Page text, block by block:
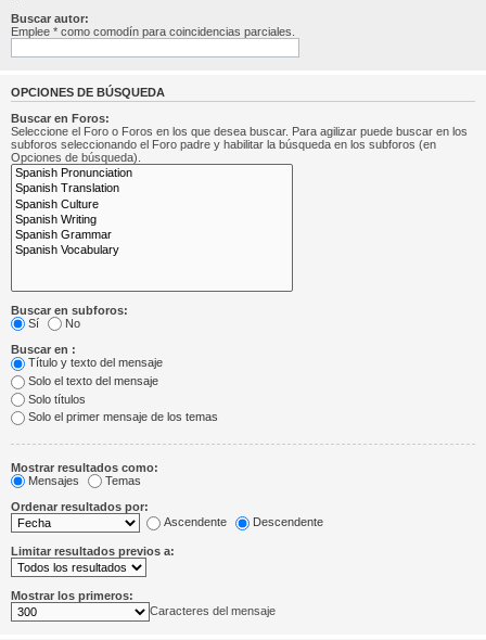
Buscar autor:
Emplee * como comodín para coincidencias parciales.
OPCIONES DE BÚSQUEDA
Buscar en Foros:
Seleccione el Foro o Foros en los que desea buscar. Para agilizar puede buscar en los
subforos seleccionando el Foro padre y habilitar la búsqueda en los subforos (en
Opciones de búsqueda).
Buscar en subforos:
Sí
No
Buscar en :
Título y texto del mensaje
Solo el texto del mensaje
Solo títulos
Solo el primer mensaje de los temas
Mostrar resultados como:
Mensajes
Temas
Ordenar resultados por:
Ascendente
Descendente
Limitar resultados previos a:
Mostrar los primeros:
Caracteres del mensaje